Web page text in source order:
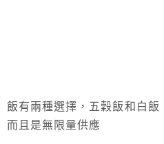
飯有兩種選擇，五穀飯和白飯
而且是無限量供應